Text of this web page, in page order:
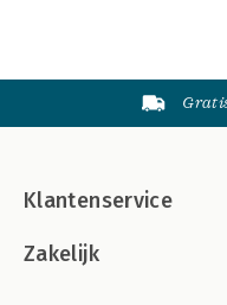
Klantenservice
Zakelijk